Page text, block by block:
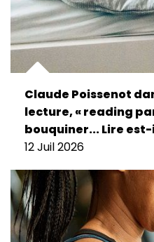
Claude Poissenot
lecture, « reading
bouquiner... Lire
12 Juil 2026